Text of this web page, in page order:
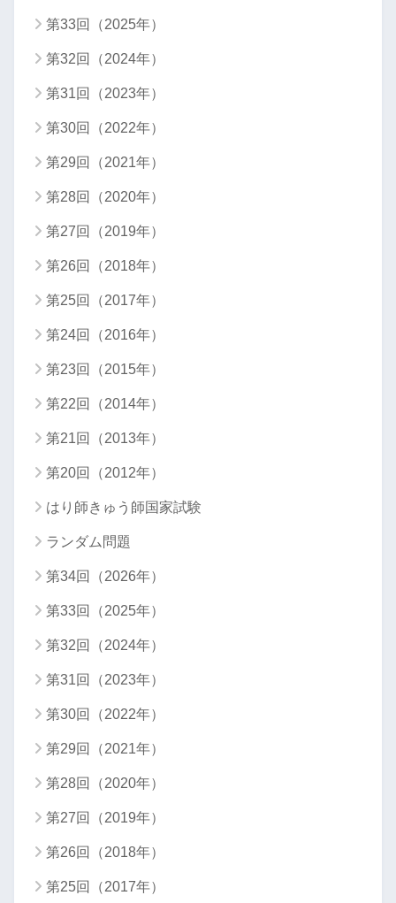
第33回（2025年）
第32回（2024年）
第31回（2023年）
第30回（2022年）
第29回（2021年）
第28回（2020年）
第27回（2019年）
第26回（2018年）
第25回（2017年）
第24回（2016年）
第23回（2015年）
第22回（2014年）
第21回（2013年）
第20回（2012年）
はり師きゅう師国家試験
ランダム問題
第34回（2026年）
第33回（2025年）
第32回（2024年）
第31回（2023年）
第30回（2022年）
第29回（2021年）
第28回（2020年）
第27回（2019年）
第26回（2018年）
第25回（2017年）